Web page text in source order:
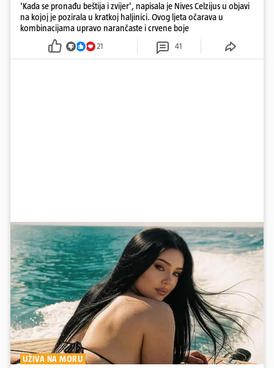
'Kada se pronađu beštija i zvijer', napisala je Nives Celzijus u objavi
na kojoj je pozirala u kratkoj haljinici. Ovog ljeta očarava u
kombinacijama upravo narančaste i crvene boje
21 41
UŽIVA NA MORU